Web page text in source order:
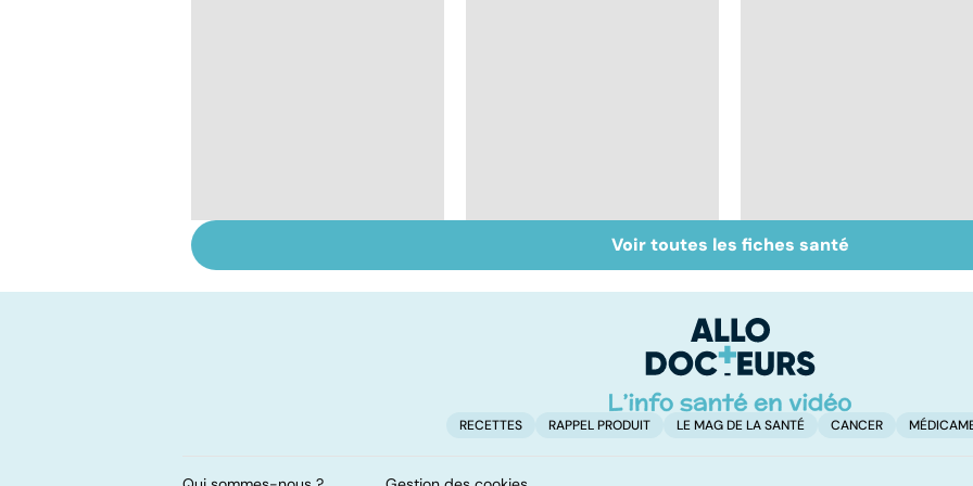
entretenir sans
dépistage,
Mobilisez les
neurones et les
Voir toutes les fiches santé
RECETTES RAPPEL PRODUIT LE MAG DE LA SANTÉ CANCER